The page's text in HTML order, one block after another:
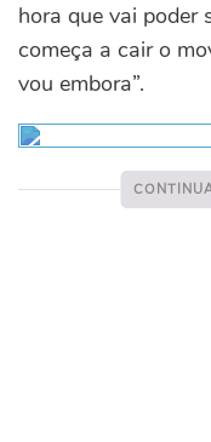
hora que vai poder
começa a cair o
vou embora”.